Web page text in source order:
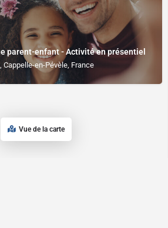
parent-enfant - Activité en présentiel
Cappelle-en-Pévèle, France
Vue de la carte